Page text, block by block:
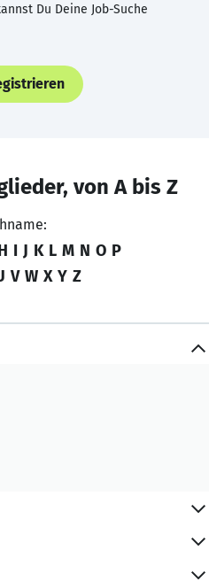
Du Deine Job-Suche
von A bis Z
I J K L M N O P
V W X Y Z